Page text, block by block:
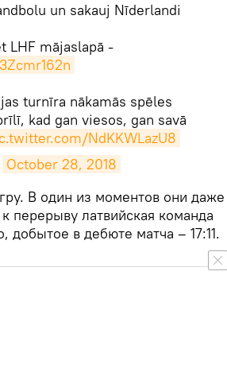
un sakauj Nīderlandi
LHF mājaslapā -
turnīra nākamās spēles
kad gan viesos, gan savā
NdKKWLazU8
October 28, 2018
В один из моментов они даже
перерыву латвийская команда
добытое в дебюте матча – 17:11.